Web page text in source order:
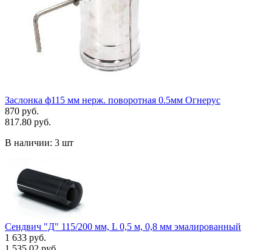
Заслонка ф115 мм нерж. поворотная 0.5мм Огнерус
870 руб.
817.80 руб.
В наличии: 3 шт
Сендвич "Д" 115/200 мм, L 0,5 м, 0,8 мм эмалированный
1 633 руб.